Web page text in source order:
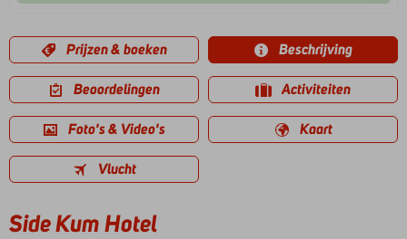
Prijzen & boeken Beschrijving
Beoordelingen Activiteiten
Foto's & Video's Kaart
Vlucht
Side Kum Hotel